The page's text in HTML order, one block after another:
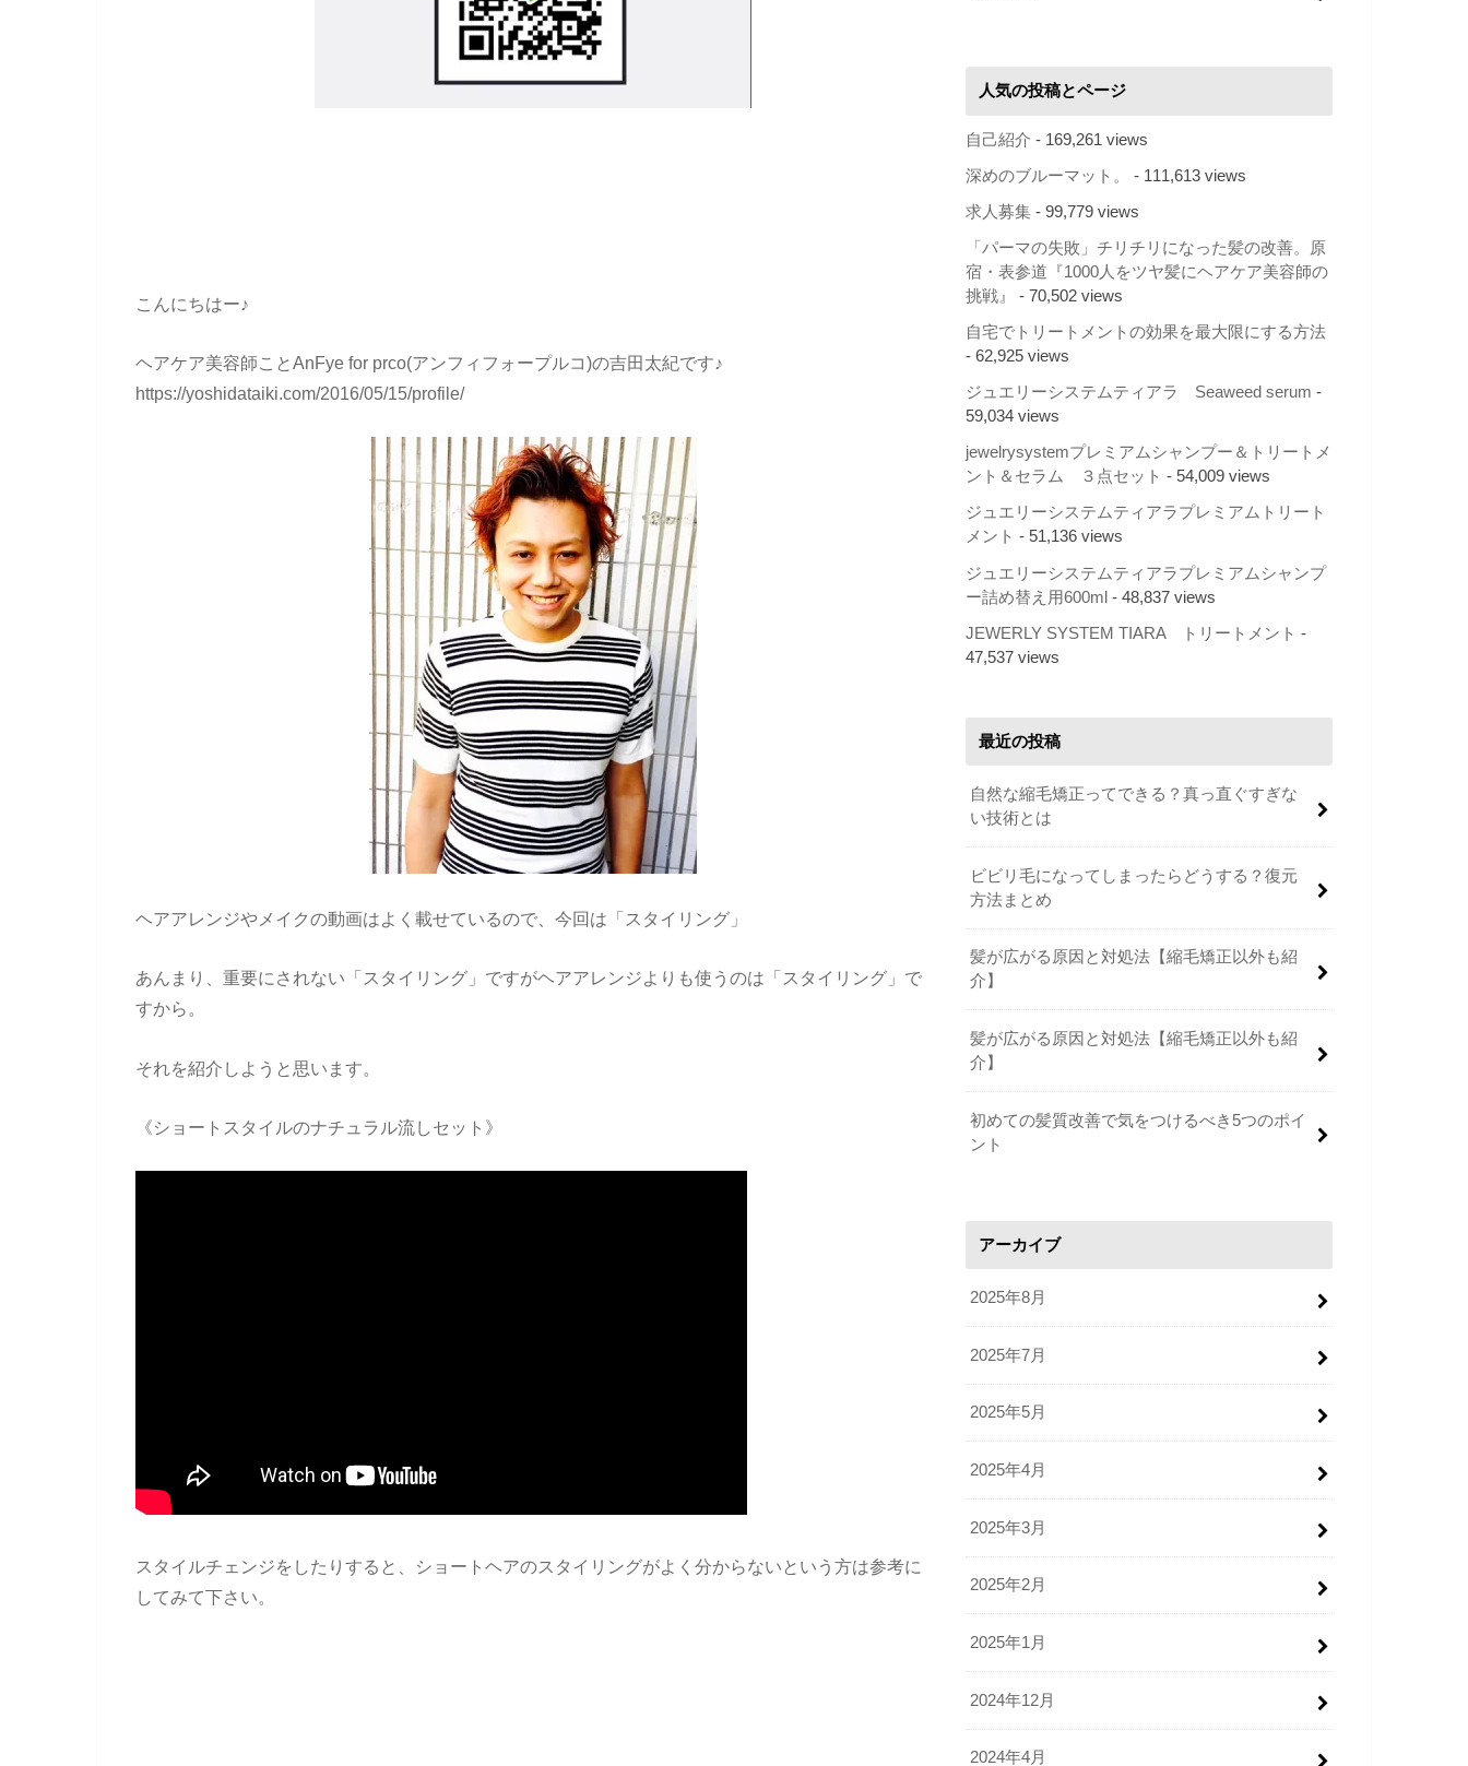
こんにちはー♪
ヘアケア美容師ことAnFye for prco(アンフィフォープルコ)の吉田太紀です♪
https://yoshidataiki.com/2016/05/15/profile/
ヘアアレンジやメイクの動画はよく載せているので、今回は「スタイリング」
あんまり、重要にされない「スタイリング」ですがヘアアレンジよりも使うのは「スタイリング」で
すから。
それを紹介しようと思います。
《ショートスタイルのナチュラル流しセット》
スタイルチェンジをしたりすると、ショートヘアのスタイリングがよく分からないという方は参考に
してみて下さい。
人気の投稿とページ
自己紹介 - 169,261 views
深めのブルーマット。 - 111,613 views
求人募集 - 99,779 views
「パーマの失敗」チリチリになった髪の改善。原
宿・表参道『1000人をツヤ髪にヘアケア美容師の
挑戦』
- 70,502 views
自宅でトリートメントの効果を最大限にする方法
- 62,925 views
ジュエリーシステムティアラ Seaweed serum -
59,034 views
jewelrysystemプレミアムシャンプー＆トリートメ
ント＆セラム ３点セット - 54,009 views
ジュエリーシステムティアラプレミアムトリート
メント - 51,136 views
ジュエリーシステムティアラプレミアムシャンプ
ー詰め替え用600ml - 48,837 views
JEWERLY SYSTEM TIARA トリートメント -
47,537 views
最近の投稿
自然な縮毛矯正ってできる？真っ直ぐすぎな
い技術とは
ビビリ毛になってしまったらどうする？復元
方法まとめ
髪が広がる原因と対処法【縮毛矯正以外も紹
介】
髪が広がる原因と対処法【縮毛矯正以外も紹
介】
初めての髪質改善で気をつけるべき5つのポイ
ント
アーカイブ
2025年8月
2025年7月
2025年5月
2025年4月
2025年3月
2025年2月
2025年1月
2024年12月
2024年4月